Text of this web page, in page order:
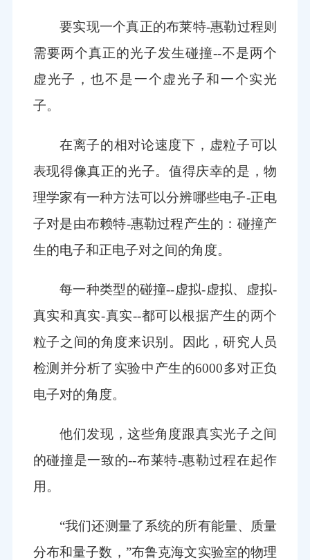
要实现一个真正的布莱特-惠勒过程则
需要两个真正的光子发生碰撞--不是两个
虚光子，也不是一个虚光子和一个实光
子。
在离子的相对论速度下，虚粒子可以
表现得像真正的光子。值得庆幸的是，物
理学家有一种方法可以分辨哪些电子-正电
子对是由布赖特-惠勒过程产生的：碰撞产
生的电子和正电子对之间的角度。
每一种类型的碰撞--虚拟-虚拟、虚拟-
真实和真实-真实--都可以根据产生的两个
粒子之间的角度来识别。因此，研究人员
检测并分析了实验中产生的6000多对正负
电子对的角度。
他们发现，这些角度跟真实光子之间
的碰撞是一致的--布莱特-惠勒过程在起作
用。
“我们还测量了系统的所有能量、质量
分布和量子数，”布鲁克海文实验室的物理